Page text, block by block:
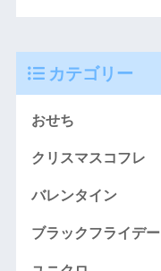
カテゴリー
おせち
クリスマスコフレ
バレンタイン
ブラックフライデー